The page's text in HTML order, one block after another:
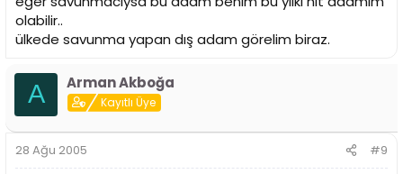
olabilir..
ülkede savunma yapan dış adam görelim biraz.
A Arman Akboğa
Kayıtlı Üye
28 Ağu 2005 #9